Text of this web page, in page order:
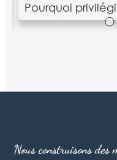
Pourquoi
Nous construisons des